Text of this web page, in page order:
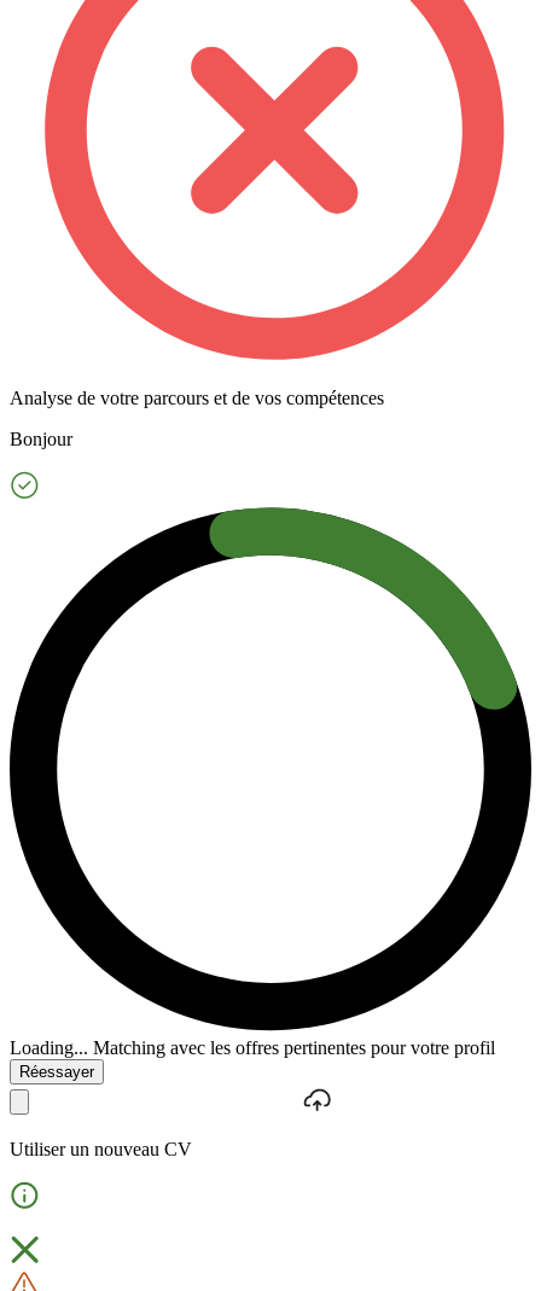
Analyse de votre parcours et de vos compétences
Bonjour
Loading... Matching avec les offres pertinentes pour votre profil
Réessayer
Utiliser un nouveau CV